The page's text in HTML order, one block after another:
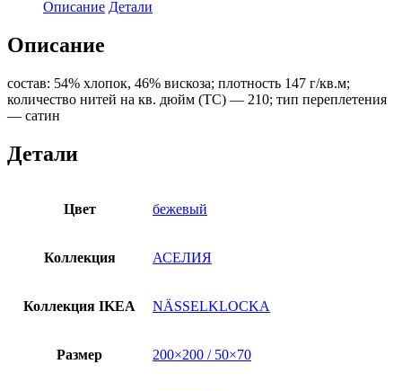
сатин
Описание Детали
Описание
состав: 54% хлопок, 46% вискоза; плотность 147 г/кв.м;
количество нитей на кв. дюйм (TC) — 210; тип переплетения
— сатин
Детали
Цвет бежевый
Коллекция АСЕЛИЯ
Коллекция IKEA NÄSSELKLOCKA
Размер 200×200 / 50×70